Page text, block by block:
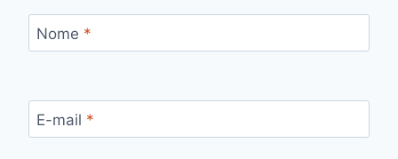
Nome *
E-mail *